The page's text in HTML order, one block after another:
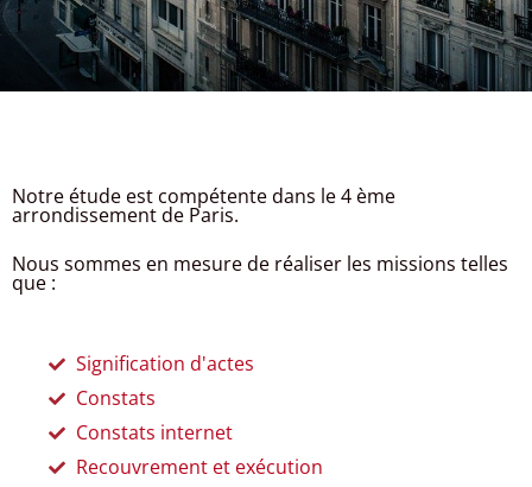
Notre étude est compétente dans le 4 ème
arrondissement de Paris.
Nous sommes en mesure de réaliser les missions telles
que :
Signification d'actes
Constats
Constats internet
Recouvrement et exécution